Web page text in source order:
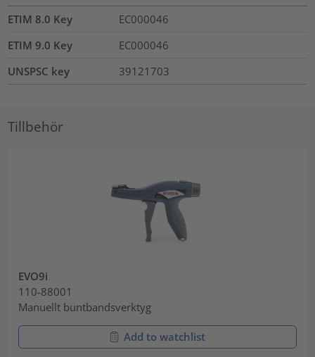
ETIM 8.0 Key
EC000046
ETIM 9.0 Key
EC000046
UNSPSC key
39121703
Tillbehör
EVO9i
110-88001
Manuellt buntbandsverktyg
Add to watchlist